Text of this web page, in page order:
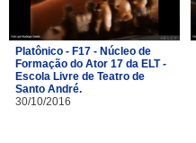
Platônico - F17 - Núcleo de
Formação do Ator 17 da ELT -
Escola Livre de Teatro de
Santo André.
30/10/2016